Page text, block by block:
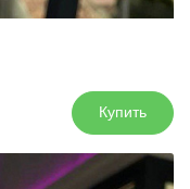
Купить